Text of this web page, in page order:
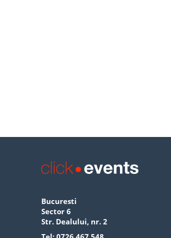
Bucuresti
Sector 6
Str. Dealului, nr. 2